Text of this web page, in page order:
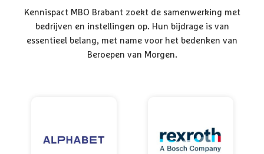
Kennispact MBO Brabant zoekt de samenwerking met
bedrijven en instellingen op. Hun bijdrage is van
essentieel belang, met name voor het bedenken van
Beroepen van Morgen.